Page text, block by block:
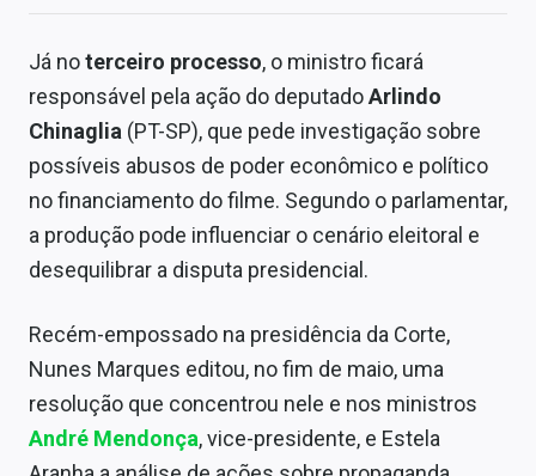
Já noterceiro processo, o ministro ficará
responsável pela ação do deputadoArlindo
Chinaglia (PT-SP), que pede investigação sobre
possíveis abusos de poder econômico e político
no financiamento do filme. Segundo o parlamentar,
a produção pode influenciar o cenário eleitoral e
desequilibrar a disputa presidencial.
Recém-empossado na presidência da Corte,
Nunes Marques editou, no fim de maio, uma
resolução que concentrou nele e nos ministros
André Mendonça, vice-presidente, e Estela